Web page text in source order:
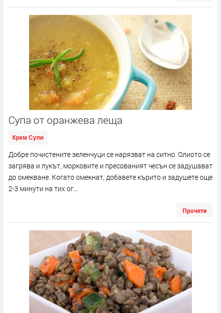
Супа от оранжева леща
Крем Супи
Добре почистените зеленчуци се нарязват на ситно. Олиото се
загрява и лукът, морковите и пресованият чесън се задушават
до омекване. Когато омекнат, добавете кърито и задушете още
2-3 минути на тих ог...
Прочети